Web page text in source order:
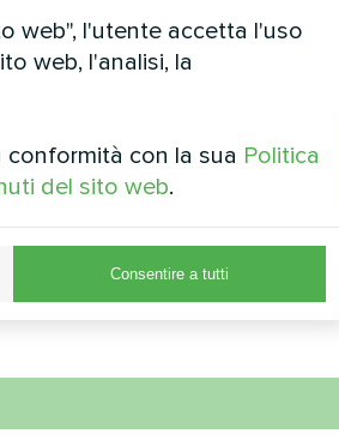
web", l'utente accetta l'uso
web, l'analisi, la
con la sua Politica
del sito web.
Consentire a tutti